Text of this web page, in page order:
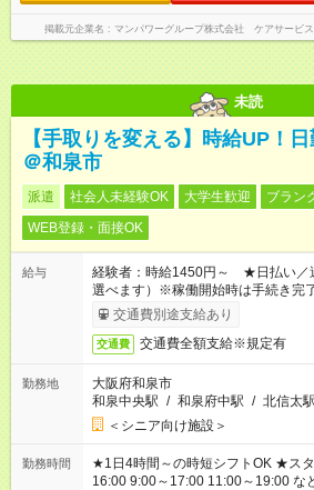
掲載元企業名 マンパワーグループ株式会社 ケアサービ
未読
【手取りを変える】時給UP！
＠和泉市
派遣 社会人未経験OK 大学生歓迎
ブラン
WEB登録・面接OK
給与
経験者：時給1450円～ ★日払い／
選べます）※稼働開始時は手続き完
す。交通費別途支給あり
交通費 交通費全額支給※規定有
勤務地
大阪府和泉市
和泉中央駅 / 和泉府中駅 / 北信太駅
＜シニア向け施設＞
勤務時間
★1日4時間～の時短シフトOK ★スタート時間選べます！ 7:00～
16:00 9:00～17:00 11:00～19:00 など 残業な